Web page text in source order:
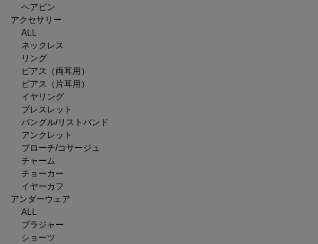
ヘアピン
アクセサリー
ALL
ネックレス
リング
ピアス（両耳用）
ピアス（片耳用）
イヤリング
ブレスレット
バングル/リストバンド
アンクレット
ブローチ/コサージュ
チャーム
チョーカー
イヤーカフ
アンダーウェア
ALL
ブラジャー
ショーツ